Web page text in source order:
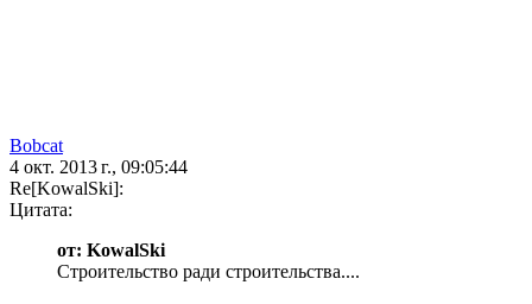
Bobcat
4 окт. 2013 г., 09:05:44
Re[KowalSki]:
Цитата:
от: KowalSki
Строительство ради строительства....